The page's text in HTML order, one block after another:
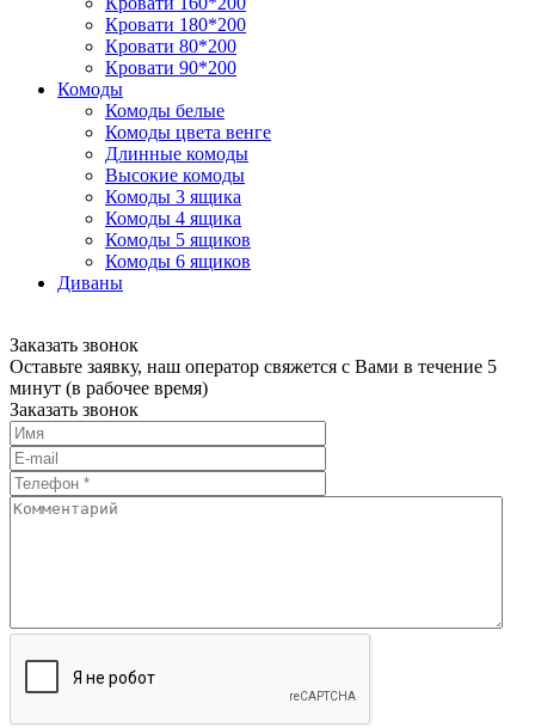
Кровати 180*200
Кровати 80*200
Кровати 90*200
Комоды
Комоды белые
Комоды цвета венге
Длинные комоды
Высокие комоды
Комоды 3 ящика
Комоды 4 ящика
Комоды 5 ящиков
Комоды 6 ящиков
Диваны
Заказать звонок
Оставьте заявку, наш оператор свяжется с Вами в течение 5
минут (в рабочее время)
Заказать звонок